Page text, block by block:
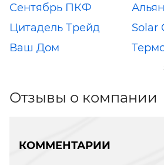
Сентябрь ПКФ
Цитадель Трейд
Solar
Ваш Дом
Отзывы о компании
КОММЕНТАРИИ